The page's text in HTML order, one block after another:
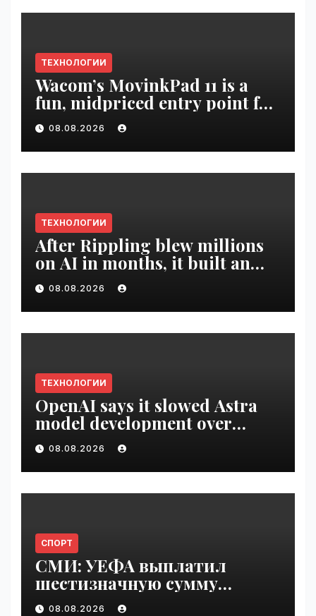
ТЕХНОЛОГИИ
Wacom’s MovinkPad 11 is a
fun, midpriced entry point for
digital artists | VseTime.ru
08.08.2026
ТЕХНОЛОГИИ
After Rippling blew millions
on AI in months, it built an
employee ROI tool |
VseTime.ru
08.08.2026
ТЕХНОЛОГИИ
OpenAI says it slowed Astra
model development over
security concerns | VseTime.ru
08.08.2026
СПОРТ
СМИ: УЕФА выплатил
шестизначную сумму
любовнице Инфантино |
08.08.2026